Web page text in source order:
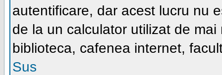
autentificare, dar acest lucru nu
de la un calculator utilizat de
biblioteca, cafenea internet,
Sus